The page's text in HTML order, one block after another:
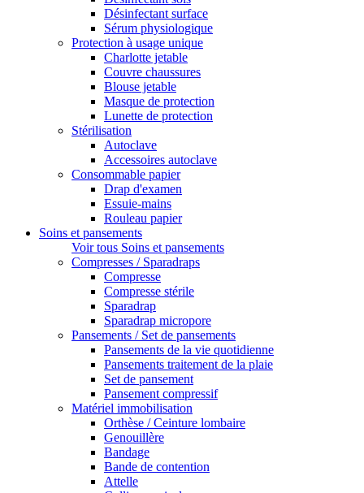
Désinfectant surface
Sérum physiologique
Protection à usage unique
Charlotte jetable
Couvre chaussures
Blouse jetable
Masque de protection
Lunette de protection
Stérilisation
Autoclave
Accessoires autoclave
Consommable papier
Drap d'examen
Essuie-mains
Rouleau papier
Soins et pansements
Voir tous Soins et pansements
Compresses / Sparadraps
Compresse
Compresse stérile
Sparadrap
Sparadrap micropore
Pansements / Set de pansements
Pansements de la vie quotidienne
Pansements traitement de la plaie
Set de pansement
Pansement compressif
Matériel immobilisation
Orthèse / Ceinture lombaire
Genouillère
Bandage
Bande de contention
Attelle